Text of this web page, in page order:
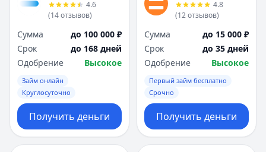
4.6
(14отзывов)
Сумма
до 100 000 ₽
Срок
до 168 дней
Одобрение
Высокое
Займ онлайн
Круглосуточно
Получить деньги
4.8
(12отзывов)
Сумма
до 15 000 ₽
Срок
до 35 дней
Одобрение
Высокое
Первый займ бесплатно
Срочно
Получить деньги